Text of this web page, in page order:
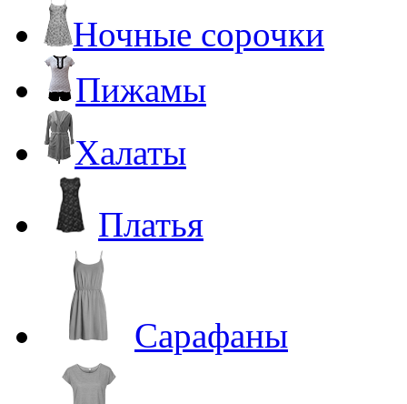
Ночные сорочки
Пижамы
Халаты
Платья
Сарафаны